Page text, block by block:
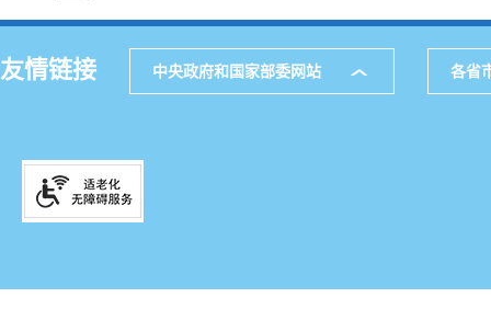
友情链接 中央政府和国家部委网站 各省